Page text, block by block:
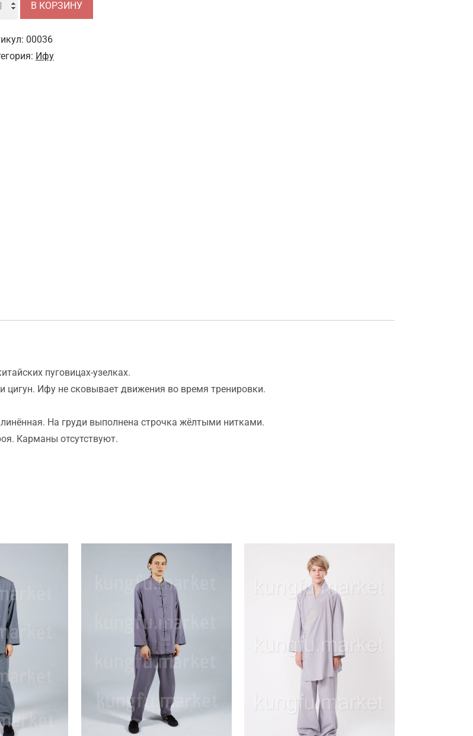
В КОРЗИНУ
00036
Ифу
пуговицах-узелках.
цигун. Ифу не сковывает движения во время тренировки.
На груди выполнена строчка жёлтыми нитками.
Карманы отсутствуют.